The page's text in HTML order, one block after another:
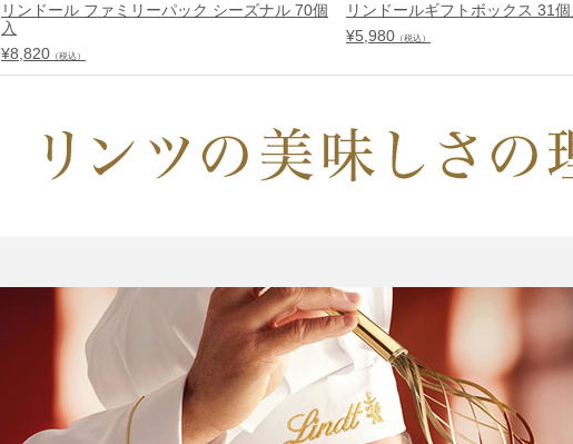
リンドール ファミリーパック シーズナル 70個
入
¥8,820 （税込）
リンドールギフトボックス 31個
¥5,980 （税込）